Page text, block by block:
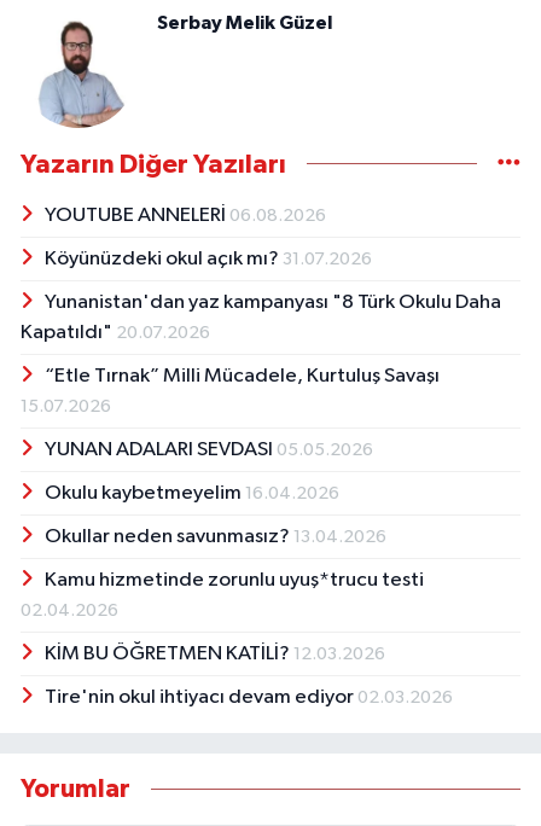
Serbay Melik Güzel
Yazarın Diğer Yazıları
YOUTUBE ANNELERİ 06.08.2026
Köyünüzdeki okul açık mı? 31.07.2026
Yunanistan'dan yaz kampanyası "8 Türk Okulu Daha
Kapatıldı" 20.07.2026
“Etle Tırnak” Milli Mücadele, Kurtuluş Savaşı
15.07.2026
YUNAN ADALARI SEVDASI 05.05.2026
Okulu kaybetmeyelim 16.04.2026
Okullar neden savunmasız? 13.04.2026
Kamu hizmetinde zorunlu uyuş*trucu testi
02.04.2026
KİM BU ÖĞRETMEN KATİLİ? 12.03.2026
Tire'nin okul ihtiyacı devam ediyor 02.03.2026
Yorumlar